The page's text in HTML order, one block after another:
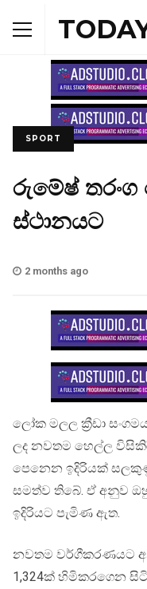
SPORT
රුමේෂ්
ස්ථානයට
2 months ago
ලෝක මලල ක්‍රීඩා
ලද නවතම හෙල්ල
පෙනෙන ඉදිරියක් සලකුණු
සමත්ව තිබේ. ඒ අනුව
ඉදිරියට පැමිණ ඇත.
නවතම වර්ගීකරණයට
1,324ක් හිමිකරගෙන